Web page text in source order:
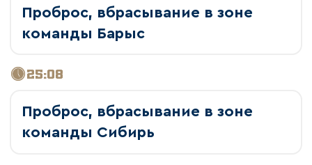
Проброс, вбрасывание в зоне
команды Барыс
25:08
Проброс, вбрасывание в зоне
команды Сибирь